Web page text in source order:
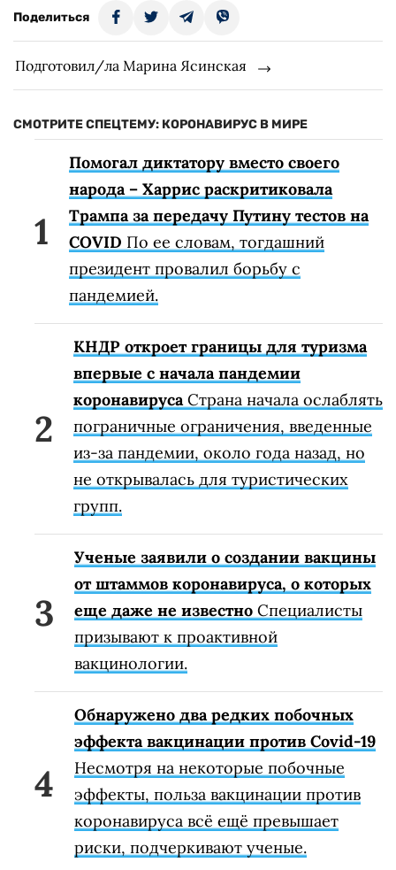
Поделиться
Подготовил/ла Марина Ясинская
СМОТРИТЕ СПЕЦТЕМУ: КОРОНАВИРУС В МИРЕ
Помогал диктатору вместо своего
народа – Харрис раскритиковала
Трампа за передачу Путину тестов на
COVID По ее словам, тогдашний
президент провалил борьбу с
пандемией.
КНДР откроет границы для туризма
впервые с начала пандемии
коронавирусаСтрана начала ослаблять
пограничные ограничения, введенные
из-за пандемии, около года назад, но
не открывалась для туристических
групп.
Ученые заявили о создании вакцины
от штаммов коронавируса, о которых
еще даже не известно Специалисты
призывают к проактивной
вакцинологии.
Обнаружено два редких побочных
эффекта вакцинации против Covid-19
Несмотря на некоторые побочные
эффекты, польза вакцинации против
коронавируса всё ещё превышает
риски, подчеркивают ученые.